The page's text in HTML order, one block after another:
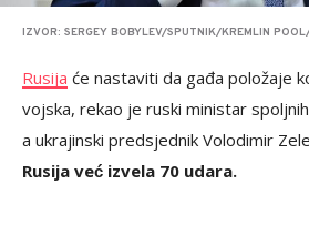
IZVOR: SERGEY BOBYLEV/SPUTNIK/KREMLIN
Rusija će nastaviti da gađa položaje
vojska, rekao je ruski ministar
a ukrajinski predsjednik Volodimir
Rusija već izvela 70 udara.